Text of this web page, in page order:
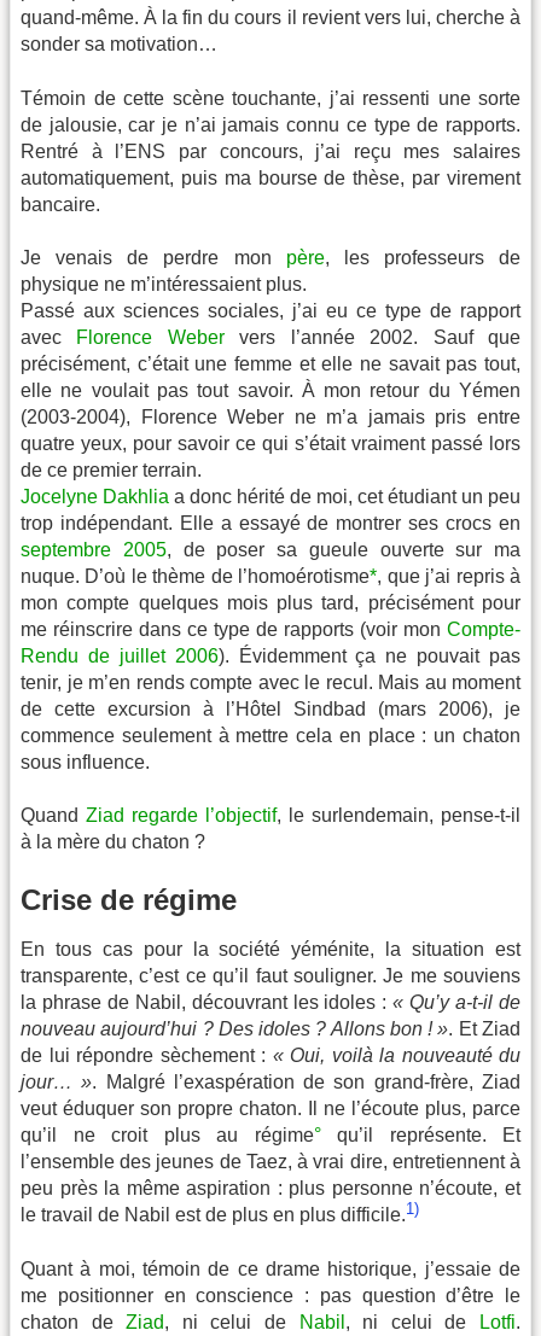
quand-même. À la fin du cours il revient vers lui, cherche à
sonder sa motivation…
Témoin de cette scène touchante, j’ai ressenti une sorte
de jalousie, car je n’ai jamais connu ce type de rapports.
Rentré à l’ENS par concours, j’ai reçu mes salaires
automatiquement, puis ma bourse de thèse, par virement
bancaire.
Je venais de perdre mon père, les professeurs de
physique ne m’intéressaient plus.
Passé aux sciences sociales, j’ai eu ce type de rapport
avec Florence Webervers l’année 2002. Sauf que
précisément, c’était une femme et elle ne savait pas tout,
elle ne voulait pas tout savoir. À mon retour du Yémen
(2003-2004), Florence Weber ne m’a jamais pris entre
quatre yeux, pour savoir ce qui s’était vraiment passé lors
de ce premier terrain.
Jocelyne Dakhlia a donc hérité de moi, cet étudiant un peu
trop indépendant. Elle a essayé de montrer ses crocs en
septembre 2005, de poser sa gueule ouverte sur ma
nuque. D’où le thème de l’homoérotisme*, que j’ai repris à
mon compte quelques mois plus tard, précisément pour
me réinscrire dans ce type de rapports (voir mon Compte-
Rendu de juillet 2006). Évidemment ça ne pouvait pas
tenir, je m’en rends compte avec le recul. Mais au moment
de cette excursion à l’Hôtel Sindbad (mars 2006), je
commence seulement à mettre cela en place : un chaton
sous influence.
Quand Ziad regarde l’objectif, le surlendemain, pense-t-il
à la mère du chaton ?
Crise de régime
En tous cas pour la société yéménite, la situation est
transparente, c’est ce qu’il faut souligner. Je me souviens
la phrase de Nabil, découvrant les idoles :« Qu’y a-t-il de
nouveau aujourd’hui ? Des idoles ? Allons bon ! ». Et Ziad
de lui répondre sèchement : « Oui, voilà la nouveauté du
jour… ». Malgré l’exaspération de son grand-frère, Ziad
veut éduquer son propre chaton. Il ne l’écoute plus, parce
qu’il ne croit plus au régime°qu’il représente. Et
l’ensemble des jeunes de Taez, à vrai dire, entretiennent à
peu près la même aspiration : plus personne n’écoute, et
le travail de Nabil est de plus en plus difficile.1)
Quant à moi, témoin de ce drame historique, j’essaie de
me positionner en conscience : pas question d’être le
chaton deZiad, ni celui de Nabil , ni celui de Lotfi.